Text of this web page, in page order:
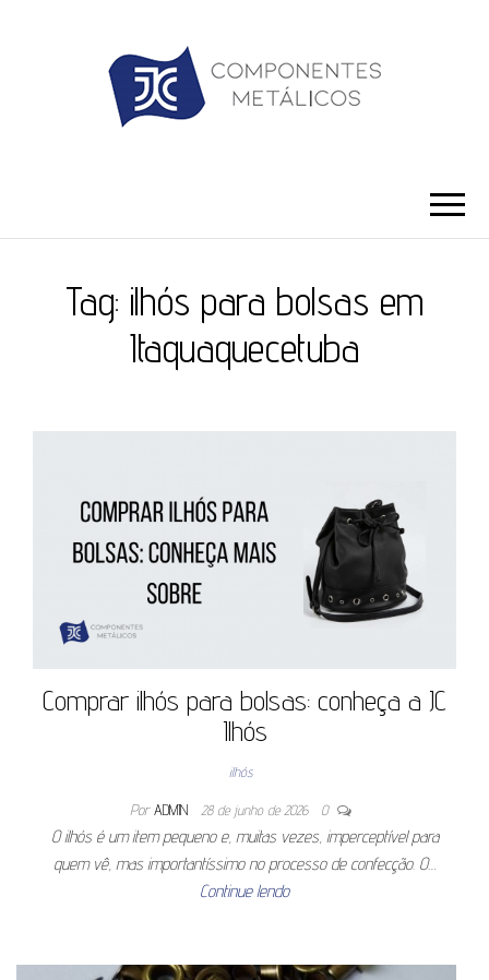
Tag: ilhós para bolsas em
Itaquaquecetuba
Comprar ilhós para bolsas: conheça a JC
Ilhós
ilhós
Por ADMIN 28 de junho de 2026 0
O ilhós é um item pequeno e, muitas vezes, imperceptível para
quem vê, mas importantíssimo no processo de confecção. O…
Continue lendo